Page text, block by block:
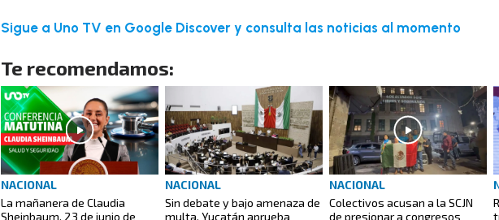
Sigue a Uno TV en Google Discover y consulta las noticias al momento
Te recomendamos:
NACIONAL
La mañanera de Claudia
Sheinbaum, 23 de junio de
NACIONAL
Sin debate y bajo amenaza de
multa, Yucatán aprueba
NACIONAL
Colectivos acusan a la SCJN
de presionar a congresos